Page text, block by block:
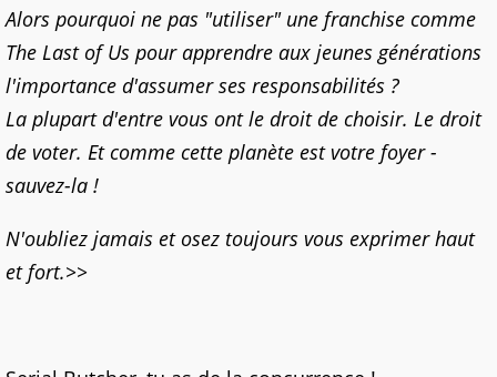
Alors pourquoi ne pas "utiliser" une franchise comme
The Last of Us pour apprendre aux jeunes générations
l'importance d'assumer ses responsabilités ?
La plupart d'entre vous ont le droit de choisir. Le droit
de voter. Et comme cette planète est votre foyer -
sauvez-la !
N'oubliez jamais et osez toujours vous exprimer haut
et fort.>>